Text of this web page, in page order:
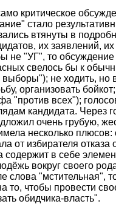
критическое
стало
втянуты в
их заявлений,
не "УГ", то
свелось бы к
выборы"); не ходить, но
организовать
"против всех");
кандидата. Через
очень грубую,
несколько плюсов:
от избирателя
содержит в себе
вокруг своего
"мстительная",
то, чтобы провести
обидчика-власть".